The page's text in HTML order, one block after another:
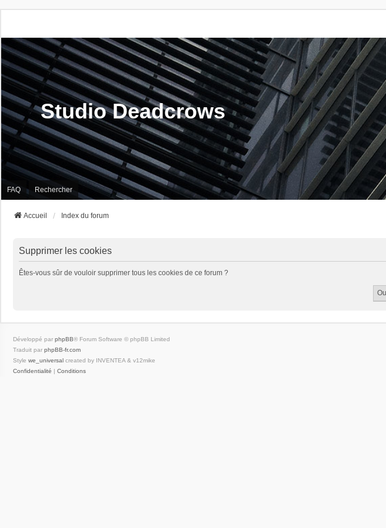
Studio Deadcrows
FAQ Rechercher
Accueil Index du forum
Supprimer les cookies
Êtes-vous sûr de vouloir supprimer tous les cookies de ce forum ?
Développé par phpBB® Forum Software © phpBB Limited
Traduit par phpBB-fr.com
Style we_universal created by INVENTEA & v12mike
Confidentialité | Conditions